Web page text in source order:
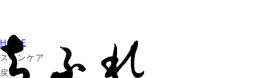
HOME
スキンケア
戻る